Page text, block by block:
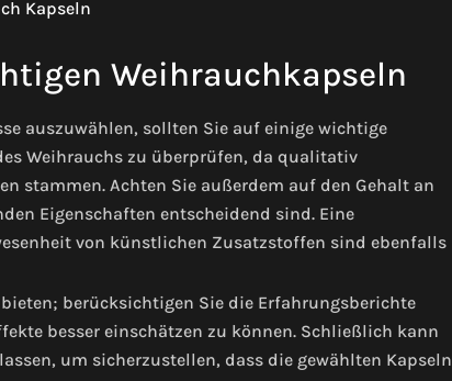
Weihrauchkapseln
auszuwählen, sollten Sie auf einige wichtige
Weihrauchs zu überprüfen, da qualitativ
stammen. Achten Sie außerdem auf den Gehalt an
Eigenschaften entscheidend sind. Eine
von künstlichen Zusatzstoffen sind ebenfalls
berücksichtigen Sie die Erfahrungsberichte
besser einschätzen zu können. Schließlich kann
um sicherzustellen, dass die gewählten Kapseln